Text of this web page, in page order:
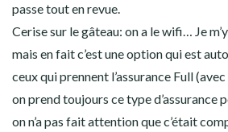
passe tout en revue.
Cerise sur le gâteau: on a le wifi… Je
mais en fait c’est une option qui est
ceux qui prennent l’assurance Full
on prend toujours ce type d’assurance
on n’a pas fait attention que c’était